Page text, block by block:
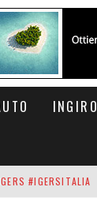
INGIRO
#IGERSITALIA